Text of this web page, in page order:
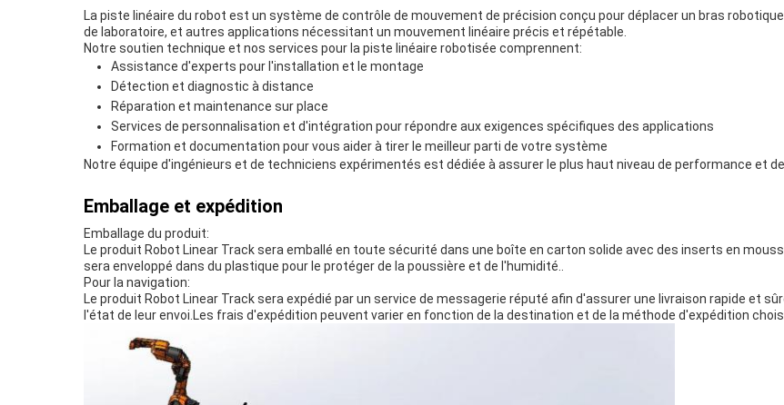
La piste linéaire du robot est un système de contrôle de mouvement de précision conçu pour déplacer un bras
de laboratoire, et autres applications nécessitant un mouvement linéaire précis et répétable.
Notre soutien technique et nos services pour la piste linéaire robotisée comprennent:
Assistance d'experts pour l'installation et le montage
Détection et diagnostic à distance
Réparation et maintenance sur place
Services de personnalisation et d'intégration pour répondre aux exigences spécifiques des applications
Formation et documentation pour vous aider à tirer le meilleur parti de votre système
Notre équipe d'ingénieurs et de techniciens expérimentés est dédiée à assurer le plus haut niveau de performance et
Emballage et expédition
Emballage du produit:
Le produit Robot Linear Track sera emballé en toute sécurité dans une boîte en carton solide avec des inserts en
sera enveloppé dans du plastique pour le protéger de la poussière et de l'humidité..
Pour la navigation:
Le produit Robot Linear Track sera expédié par un service de messagerie réputé afin d'assurer une livraison rapide et
l'état de leur envoi.Les frais d'expédition peuvent varier en fonction de la destination et de la méthode d'expédition